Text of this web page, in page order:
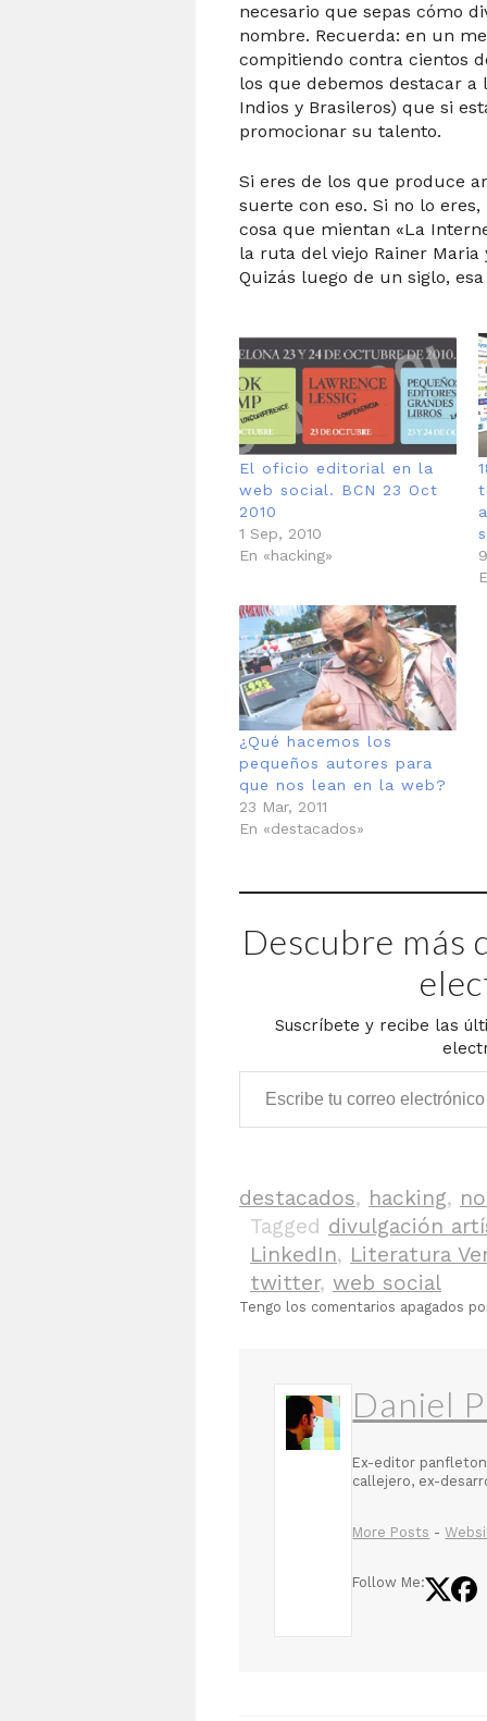
necesario que sepas cómo
nombre. Recuerda: en un
compitiendo contra cientos
los que debemos destacar a
Indios y Brasileros) que si
promocionar su talento.
Si eres de los que produce
suerte con eso. Si no lo
cosa que mientan «La
la ruta del viejo Rainer
Quizás luego de un siglo,
El oficio editorial en la
web social. BCN 23 Oct
2010
1 Sep, 2010
En «hacking»
¿Qué hacemos los
pequeños autores para
que nos lean en la web?
23 Mar, 2011
En «destacados»
Descubre más
Suscríbete y recibe las
Escribe tu correo electrónico…
destacados, hacking,
Tagged divulgación
LinkedIn, Literatura
twitter, web social
Tengo los comentarios apagados
Daniel
Ex-editor
callejero, ex-
More Posts -
Follow Me: